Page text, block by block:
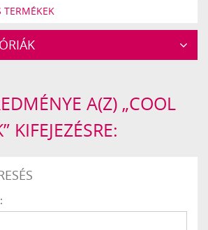
TERMÉKEK
A(Z) „COOL
KIFEJEZÉSRE: